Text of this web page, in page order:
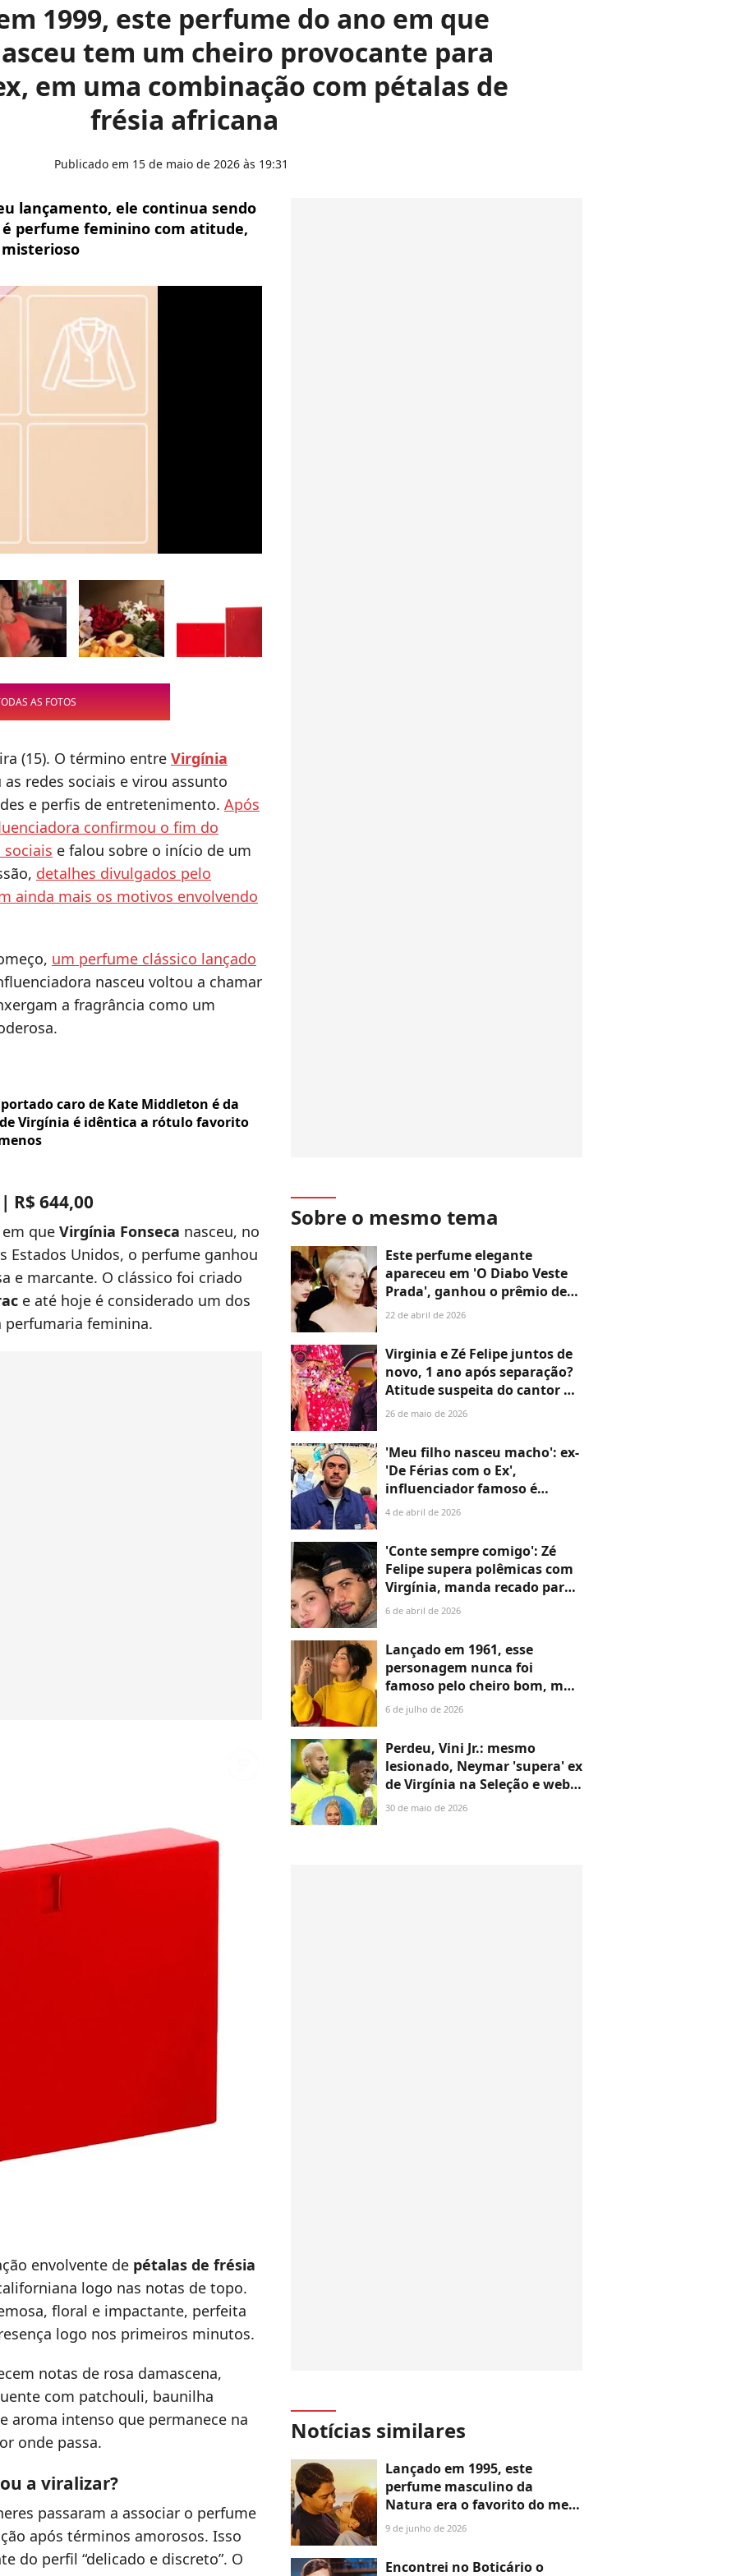
1999, este perfume do ano em que
tem um cheiro provocante para
em uma combinação com pétalas de
frésia africana
Publicado em 15 de maio de 2026 às 19:31
lançamento, ele continua sendo
perfume feminino com atitude,
AS FOTOS
(15). O término entre Virgínia
redes sociais e virou assunto
e perfis de entretenimento. Após
confirmou o fim do
e falou sobre o início de um
detalhes divulgados pelo
ainda mais os motivos envolvendo
um perfume clássico lançado
nasceu voltou a chamar
a fragrância como um
caro de Kate Middleton é da
Virgínia é idêntica a rótulo favorito
R$ 644,00
que Virgínia Fonseca nasceu, no
Estados Unidos, o perfume ganhou
e marcante. O clássico foi criado
e até hoje é considerado um dos
perfumaria feminina.
envolvente de pétalas de frésia
logo nas notas de topo.
floral e impactante, perfeita
logo nos primeiros minutos.
notas de rosa damascena,
com patchouli, baunilha
aroma intenso que permanece na
onde passa.
a viralizar?
passaram a associar o perfume
após términos amorosos. Isso
do perfil “delicado e discreto”. O
Sobre o mesmo tema
Este perfume elegante
apareceu em 'O Diabo Veste
Prada', ganhou o prêmio de
melhor perfume do ano e
22 de abril de 2026
Virginia e Zé Felipe juntos de
novo, 1 ano após separação?
Atitude suspeita do cantor na
festa de luxo de filha reforça
provoca Vini Jr.: 'Fica bem'
26 de maio de 2026
'Meu filho nasceu macho': ex-
'De Férias com o Ex',
influenciador famoso é
detonado por proibir fantasia
revolta com discurso
4 de abril de 2026
'Conte sempre comigo': Zé
Felipe supera polêmicas com
Virgínia, manda recado para
a ex em aniversário de 27
querendo voltar'
6 de abril de 2026
Lançado em 1961, esse
personagem nunca foi
famoso pelo cheiro bom, mas
agora a Jequiti lança seu
perfume: com abacaxi e
bergamota na pirâmide
alfativa, ele tem um cheiro
refrescante e aroma limpo
6 de julho de 2026
Perdeu, Vini Jr.: mesmo
lesionado, Neymar 'supera' ex
de Virgínia na Seleção e web
ironiza comentário da
30 de maio de 2026
Notícias similares
Lançado em 1995, este
perfume masculino da
Natura era o favorito do meu
pai por ser intenso e
o usa no inverno até hoje
9 de junho de 2026
Encontrei no Boticário o